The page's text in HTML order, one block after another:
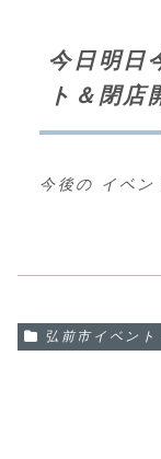
今日明日
ト＆閉店
今後の イベン
弘前市イベン